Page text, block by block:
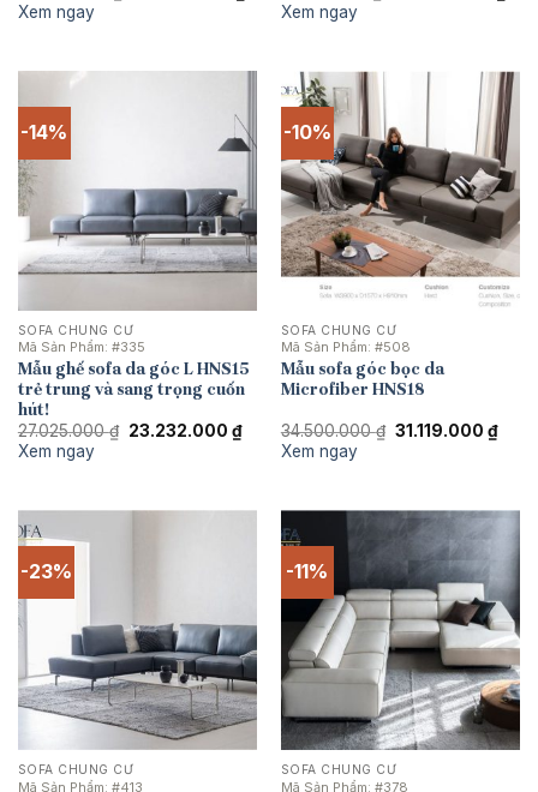
hiện
Xem ngay
hiện
Xem ngay
-14%
SOFA CHUNG CƯ
Mã Sản Phẩm: #335
Mẫu ghế sofa da góc L HNS15
trẻ trung và sang trọng cuốn
hút!
27.025.000₫ Giá
23.232.000 ₫Giá
hiện
Xem ngay
-10%
SOFA CHUNG CƯ
Mã Sản Phẩm: #508
Mẫu sofa góc bọc da
Microfiber HNS18
34.500.000₫ Giá
31.119.000 ₫Giá
hiện
Xem ngay
-23%
SOFA CHUNG CƯ
Mã Sản Phẩm: #413
-11%
SOFA CHUNG CƯ
Mã Sản Phẩm: #378